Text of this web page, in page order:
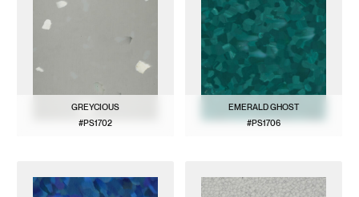
GREYCIOUS
#PS1702
EMERALD GHOST
#PS1706